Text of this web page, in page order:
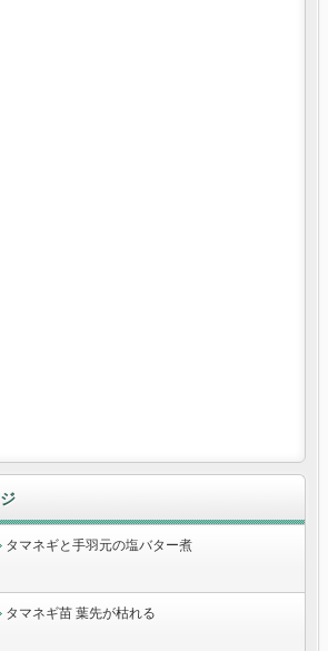
タマネギと手羽元の塩バター煮
タマネギ苗 葉先が枯れる